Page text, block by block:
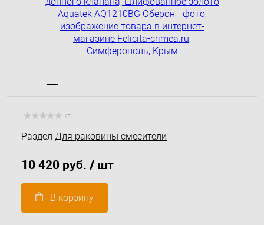
( 0 )
Раздел Для раковины смесители
10 420 руб. / шт
В корзину